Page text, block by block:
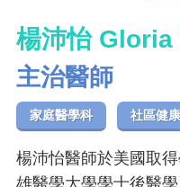
楊沛怡 Gloria
主治醫師
家庭醫學科 社區健
楊沛怡醫師於美國取
雄醫學大學學士後醫